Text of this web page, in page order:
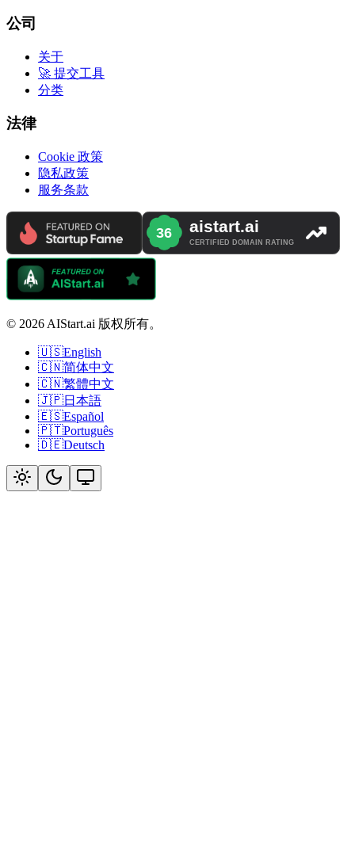
公司
关于
🚀 提交工具
分类
法律
Cookie 政策
隐私政策
服务条款
© 2026 AIStart.ai 版权所有。
🇺🇸English
🇨🇳简体中文
🇨🇳繁體中文
🇯🇵日本語
🇪🇸Español
🇵🇹Português
🇩🇪Deutsch